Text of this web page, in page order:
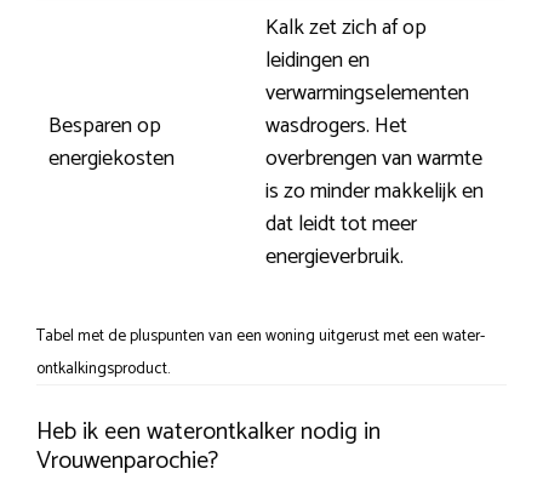
Besparen op
energiekosten
Kalk zet zich af op
leidingen en
verwarmingselementen
wasdrogers. Het
overbrengen van warmte
is zo minder makkelijk en
dat leidt tot meer
energieverbruik.
Tabel met de pluspunten van een woning uitgerust met een water-
ontkalkingsproduct.
Heb ik een waterontkalker nodig in
Vrouwenparochie?